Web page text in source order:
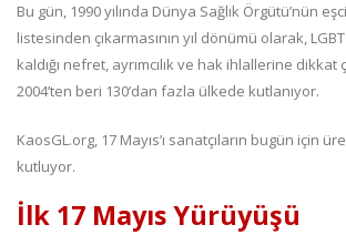
Bu gün, 1990 yılında Dünya Sağlık Örgütü’nün
listesinden çıkarmasının yıl dönümü olarak,
kaldığı nefret, ayrımcılık ve hak ihlallerine dikkat
2004’ten beri 130’dan fazla ülkede kutlanıyor.
KaosGL.org, 17 Mayıs’ı sanatçıların bugün için
kutluyor.
İlk 17 Mayıs Yürüyüşü